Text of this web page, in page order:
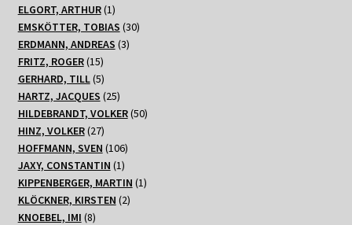
Produkte
ELGORT, ARTHUR 11
Produkt
EMSKÖTTER, TOBIAS 3030
ERDMANN, ANDREAS 33
FRITZ, ROGER 1515
Produkte
GERHARD, TILL 55
Produkte
HARTZ, JACQUES 2525
Produkte
HILDEBRANDT, VOLKER 5050
HINZ, VOLKER 2727
Produkte
HOFFMANN, SVEN 106106
Produkte
JAXY, CONSTANTIN 11
Produkt
KIPPENBERGER, MARTIN 11
KLÖCKNER, KIRSTEN 22
KNOEBEL, IMI 88